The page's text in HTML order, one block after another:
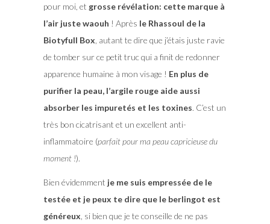
pour moi, et grosse révélation: cette marque à
l’air juste waouh ! Après le Rhassoul de la
Biotyfull Box , autant te dire que j’étais juste ravie
de tomber sur ce petit truc qui a finit de redonner
apparence humaine à mon visage ! En plus de
purifier la peau, l’argile rouge aide aussi
absorber les impuretés et les toxines. C’est un
très bon cicatrisant et un excellent anti-
inflammatoire (parfait pour ma peau capricieuse du
moment !).
Bien évidemment je me suis empressée de le
testée et je peux te dire que le berlingot est
généreux , si bien que je te conseille de ne pas